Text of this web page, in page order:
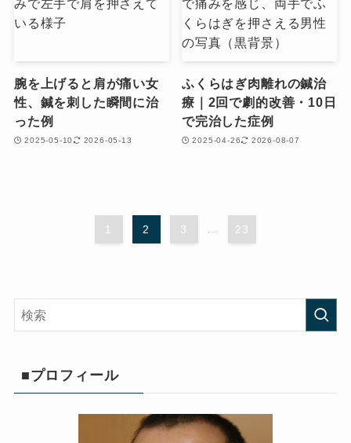
腕を上げると肩が痛い女
性、鍼を刺した瞬間に治
った例
2025-05-10 2026-05-13
ふくらはぎ肉離れの鍼治
療｜2回で劇的改善・10日
で完治した症例
2025-04-26 2026-08-07
1 2 3 23
■プロフィール